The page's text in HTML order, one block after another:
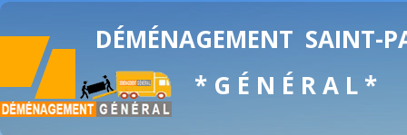
DÉMÉNAGEMENT
* G É N É R A L *
SAINT-